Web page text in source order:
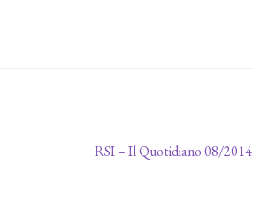
Article suivant :
RSI – Il Quotidiano 08/2014